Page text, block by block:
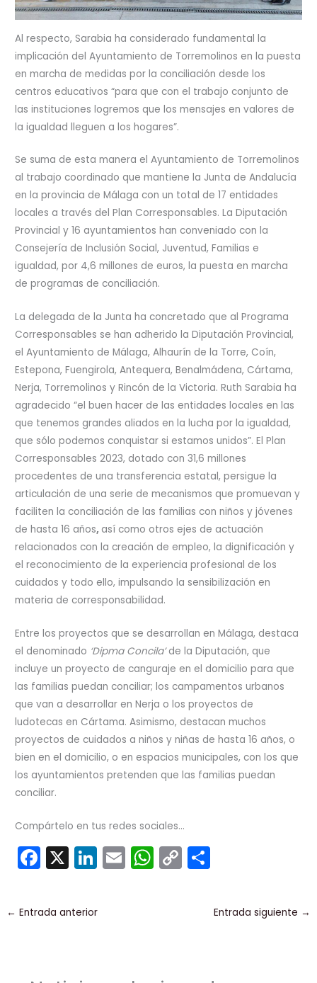
Al respecto, Sarabia ha considerado fundamental la
implicación del Ayuntamiento de Torremolinos en la puesta
en marcha de medidas por la conciliación desde los
centros educativos “para que con el trabajo conjunto de
las instituciones logremos que los mensajes en valores de
la igualdad lleguen a los hogares”.
Se suma de esta manera el Ayuntamiento de Torremolinos
al trabajo coordinado que mantiene la Junta de Andalucía
en la provincia de Málaga con un total de 17 entidades
locales a través del Plan Corresponsables. La Diputación
Provincial y 16 ayuntamientos han conveniado con la
Consejería de Inclusión Social, Juventud, Familias e
igualdad, por 4,6 millones de euros, la puesta en marcha
de programas de conciliación.
La delegada de la Junta ha concretado que al Programa
Corresponsables se han adherido la Diputación Provincial,
el Ayuntamiento de Málaga, Alhaurín de la Torre, Coín,
Estepona, Fuengirola, Antequera, Benalmádena, Cártama,
Nerja, Torremolinos y Rincón de la Victoria. Ruth Sarabia ha
agradecido “el buen hacer de las entidades locales en las
que tenemos grandes aliados en la lucha por la igualdad,
que sólo podemos conquistar si estamos unidos”. El Plan
Corresponsables 2023, dotado con 31,6 millones
procedentes de una transferencia estatal, persigue la
articulación de una serie de mecanismos que promuevan y
faciliten la conciliación de las familias con niños y jóvenes
de hasta 16 años, así como otros ejes de actuación
relacionados con la creación de empleo, la dignificación y
el reconocimiento de la experiencia profesional de los
cuidados y todo ello, impulsando la sensibilización en
materia de corresponsabilidad.
Entre los proyectos que se desarrollan en Málaga, destaca
el denominado ‘Dipma Concila’de la Diputación, que
incluye un proyecto de canguraje en el domicilio para que
las familias puedan conciliar; los campamentos urbanos
que van a desarrollar en Nerja o los proyectos de
ludotecas en Cártama. Asimismo, destacan muchos
proyectos de cuidados a niños y niñas de hasta 16 años, o
bien en el domicilio, o en espacios municipales, con los que
los ayuntamientos pretenden que las familias puedan
conciliar.
Compártelo en tus redes sociales...
F
a
c
e
X Li
n
k
E
m
W
h
C
o
m
p
← Entrada anterior Entrada siguiente →